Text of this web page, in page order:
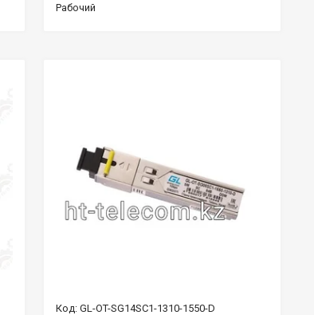
Рабочий
GL-OT-SG14SC1-1310-1550-D